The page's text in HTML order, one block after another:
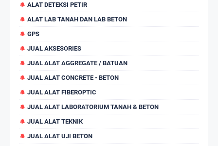
ALAT DETEKSI PETIR
ALAT LAB TANAH DAN LAB BETON
GPS
JUAL AKSESORIES
JUAL ALAT AGGREGATE / BATUAN
JUAL ALAT CONCRETE - BETON
JUAL ALAT FIBEROPTIC
JUAL ALAT LABORATORIUM TANAH & BETON
JUAL ALAT TEKNIK
JUAL ALAT UJI BETON